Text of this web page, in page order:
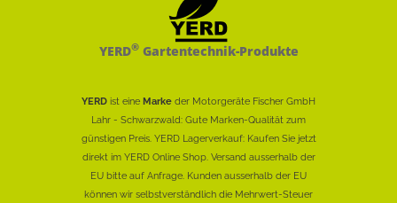
YERD®Gartentechnik-Produkte
YERD ist eine Marke der Motorgeräte Fischer GmbH
Lahr - Schwarzwald: Gute Marken-Qualität zum
günstigen Preis. YERD Lagerverkauf: Kaufen Sie jetzt
direkt im YERD Online Shop. Versand ausserhalb der
EU bitte auf Anfrage. Kunden ausserhalb der EU
können wir selbstverständlich die Mehrwert-Steuer